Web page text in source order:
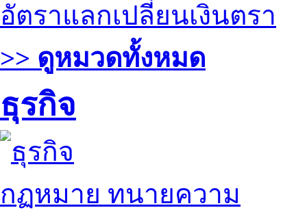
อัตราแลกเปลี่ยนเงินตรา
>> ดูหมวดทั้งหมด
ธุรกิจ
กฏหมาย ทนายความ